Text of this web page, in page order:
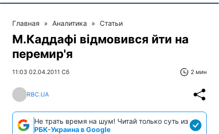
Главная » Аналитика » Статьи
М.Каддафі відмовився йти на
перемир'я
11:03 02.04.2011 Сб 2 мин
RBC.UA
Не трать время на шум! Читай только суть из
РБК-Украина в Google